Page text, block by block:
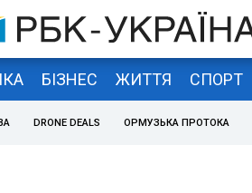
БІЗНЕС ЖИТТЯ СПОРТ
DRONE DEALS ОРМУЗЬКА ПРОТОКА